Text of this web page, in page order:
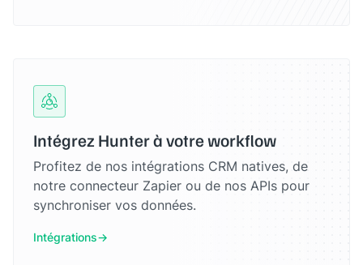
Intégrez Hunter à votre workflow
Profitez de nos intégrations CRM natives, de
notre connecteur Zapier ou de nos APIs pour
synchroniser vos données.
Intégrations